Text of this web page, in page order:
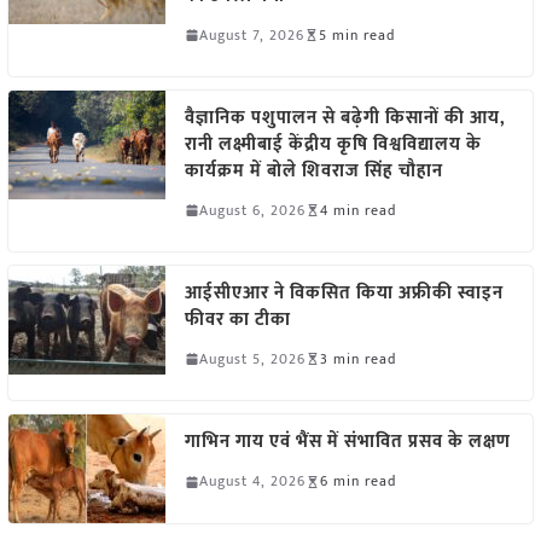
August 7, 2026 5 min read
वैज्ञानिक पशुपालन से बढ़ेगी किसानों की आय,
रानी लक्ष्मीबाई केंद्रीय कृषि विश्वविद्यालय के
कार्यक्रम में बोले शिवराज सिंह चौहान
August 6, 2026 4 min read
आईसीएआर ने विकसित किया अफ्रीकी स्वाइन
फीवर का टीका
August 5, 2026 3 min read
गाभिन गाय एवं भैंस में संभावित प्रसव के लक्षण
August 4, 2026 6 min read